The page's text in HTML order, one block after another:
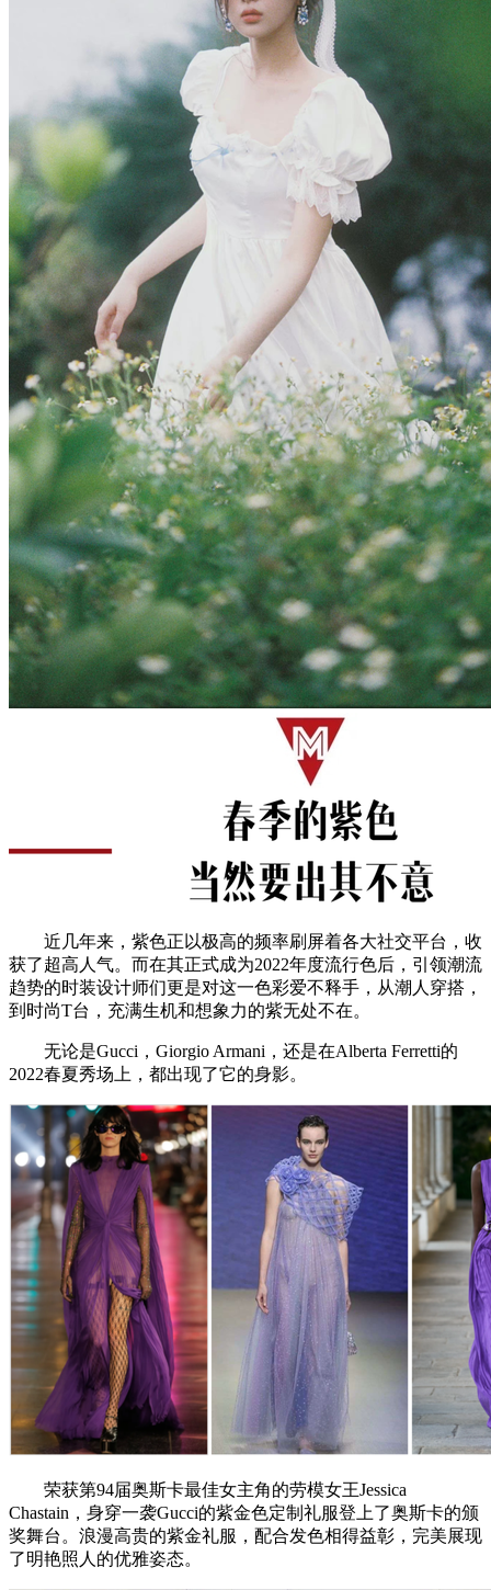
近几年来，紫色正以极高的频率刷屏着各大社交平台，收
获了超高人气。而在其正式成为2022年度流行色后，引领潮流
趋势的时装设计师们更是对这一色彩爱不释手，从潮人穿搭，
到时尚T台，充满生机和想象力的紫无处不在。
无论是Gucci，Giorgio Armani，还是在Alberta Ferretti的
2022春夏秀场上，都出现了它的身影。
荣获第94届奥斯卡最佳女主角的劳模女王Jessica
Chastain，身穿一袭Gucci的紫金色定制礼服登上了奥斯卡的颁
奖舞台。浪漫高贵的紫金礼服，配合发色相得益彰，完美展现
了明艳照人的优雅姿态。